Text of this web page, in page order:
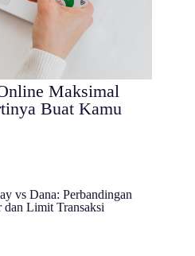
Maksimal
Buat Kamu
vs Dana: Perbandingan
dan Limit Transaksi